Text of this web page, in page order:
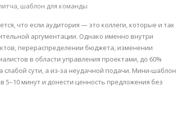
, шаблон для команды
что если аудитория — это коллеги, которые и так
аргументации. Однако именно внутри
перераспределении бюджета, изменении
в области управления проектами, до 60%
сути, а из-за неудачной подачи. Мини-шаблон
5–10 минут и донести ценность предложения без